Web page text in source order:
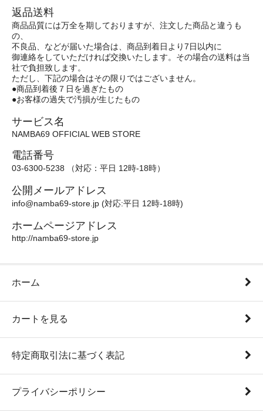
返品送料
商品品質には万全を期しておりますが、注文した商品と違うも
の、
不良品、などが届いた場合は、商品到着日より7日以内に
御連絡をしていただければ交換いたします。その場合の送料は当
社で負担致します。
ただし、下記の場合はその限りではございません。
●商品到着後７日を過ぎたもの
●お客様の過失で汚損が生じたもの
サービス名
NAMBA69 OFFICIAL WEB STORE
電話番号
03-6300-5238 （対応：平日 12時-18時）
公開メールアドレス
info@namba69-store.jp (対応:平日 12時-18時)
ホームページアドレス
http://namba69-store.jp
ホーム
カートを見る
特定商取引法に基づく表記
プライバシーポリシー